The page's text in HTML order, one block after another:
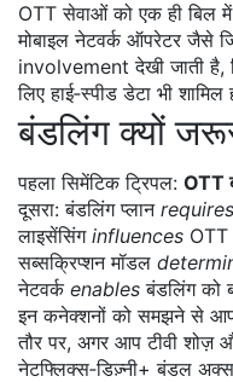
OTT सेवाओं को एक ही बिल
मोबाइल नेटवर्क ऑपरेटर जैसे
involvement देखी जाती
लिए हाई‑स्पीड डेटा भी शामिल
बंडलिंग क्यों
पहला सिमेंटिक ट्रिपल: OTT
दूसरा:बंडलिंग प्लान requires
लाइसेंसिंग influences OTT
सब्सक्रिप्शन मॉडल
नेटवर्क enables बंडलिंग को
इन कनेक्शनों को समझने से
तौर पर, अगर आप टीवी शोज़
नेटफ्लिक्स‑डिज़्नी+ बंडल